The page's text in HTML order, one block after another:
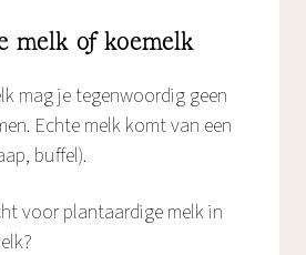
melk of koemelk
mag je tegenwoordig geen
Echte melk komt van een
buffel).
voor plantaardige melk in